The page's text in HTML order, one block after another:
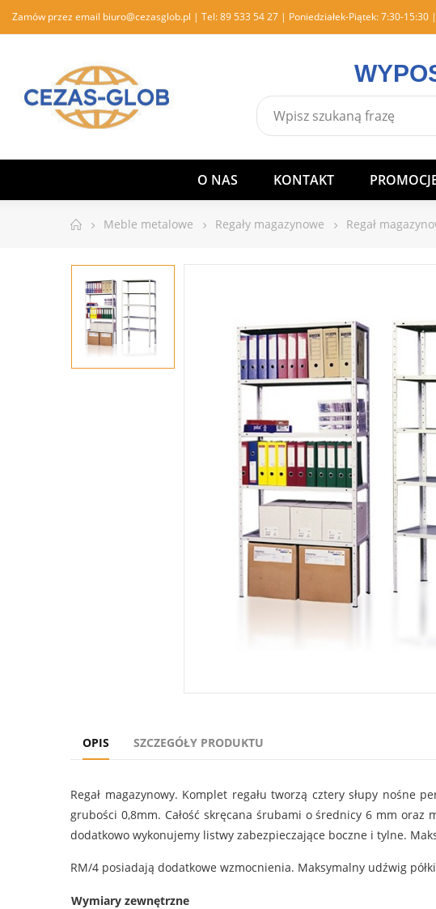
Zamów przez email biuro@cezasglob.pl | Tel:89 533 54 27 | Poniedziałek-Piątek: 7:30-
O NAS KONTAKT
Meble metalowe Regały magazynowe Regał
OPIS SZCZEGÓŁY PRODUKTU
Regał magazynowy. Komplet regału tworzą cztery słupy nośne
grubości 0,8mm. Całość skręcana śrubami o średnicy 6 mm oraz
dodatkowo wykonujemy listwy zabezpieczające boczne i tylne.
RM/4 posiadają dodatkowe wzmocnienia. Maksymalny udźwig
Wymiary zewnętrzne